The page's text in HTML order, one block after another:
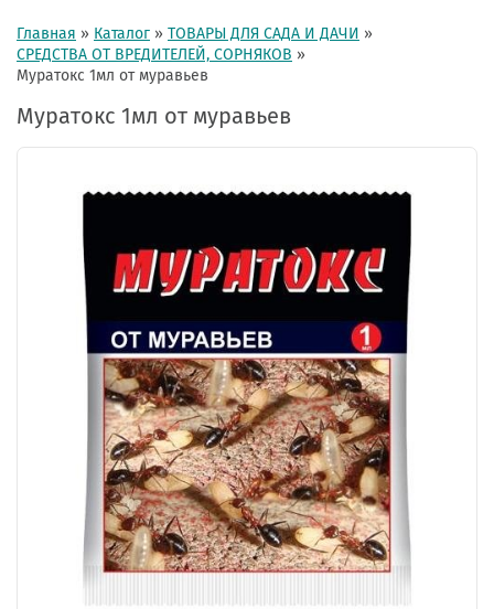
Главная » Каталог » ТОВАРЫ ДЛЯ САДА И ДАЧИ »
СРЕДСТВА ОТ ВРЕДИТЕЛЕЙ, СОРНЯКОВ »
Муратокс 1мл от муравьев
Муратокс 1мл от муравьев